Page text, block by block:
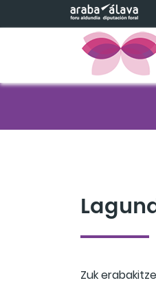
Eduki nagusira joan
Zuk